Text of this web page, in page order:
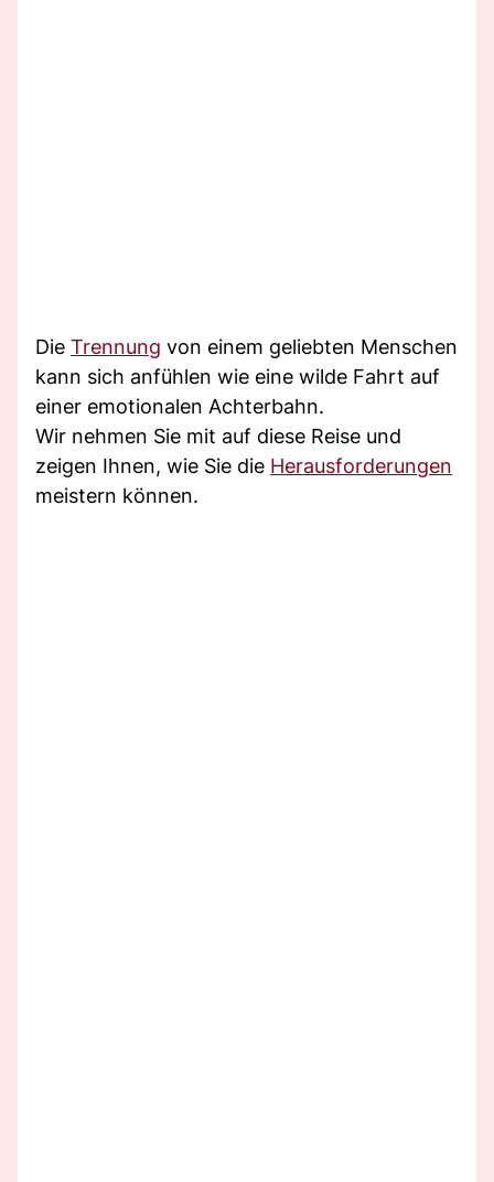
Die Trennung von einem geliebten Menschen
kann sich anfühlen wie eine wilde Fahrt auf
einer emotionalen Achterbahn.
Wir nehmen Sie mit auf diese Reise und
zeigen Ihnen, wie Sie die Herausforderungen
meistern können.